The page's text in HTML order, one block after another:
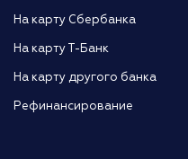
На карту Сбербанка
На карту Т-Банк
На карту другого банка
Рефинансирование